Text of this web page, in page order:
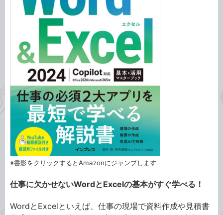
※書影をクリックするとAmazonにジャンプします
仕事に欠かせないWordとExcelの基本がすぐ学べる！
WordとExcelといえば、仕事の現場で資料作成や見積書